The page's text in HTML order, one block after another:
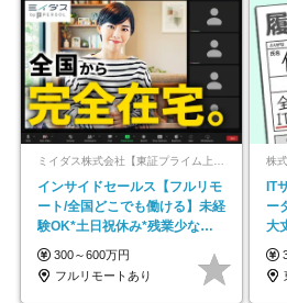
インサイドセールス【フルリモ
ート/全国どこでも働ける】未経
験OK*土日祝休み*残業少なめ*
在宅勤務手当あり
300～600万円
フルリモートあり
IT
ー
大
ー